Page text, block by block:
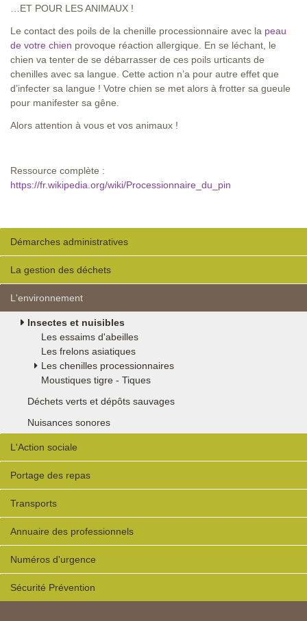
…ET POUR LES ANIMAUX !
Le contact des poils de la chenille processionnaire avec la peau
de votre chien provoque réaction allergique. En se léchant, le
chien va tenter de se débarrasser de ces poils urticants de
chenilles avec sa langue. Cette action n’a pour autre effet que
d’infecter sa langue ! Votre chien se met alors à frotter sa gueule
pour manifester sa gêne.
Alors attention à vous et vos animaux !
Ressource complète :
https://fr.wikipedia.org/wiki/Processionnaire_du_pin
Démarches administratives
La gestion des déchets
L'environnement
Insectes et nuisibles
Les essaims d'abeilles
Les frelons asiatiques
Les chenilles processionnaires
Moustiques tigre - Tiques
Déchets verts et dépôts sauvages
Nuisances sonores
L'Action sociale
Portage des repas
Transports
Annuaire des professionnels
Numéros d'urgence
Sécurité Prévention